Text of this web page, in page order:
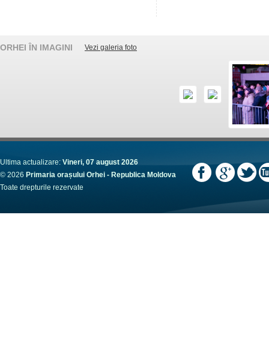
ORHEI ÎN IMAGINI Vezi galeria foto
Ultima actualizare: Vineri, 07 august 2026
© 2026 Primaria orașului Orhei - Republica Moldova
Toate drepturile rezervate